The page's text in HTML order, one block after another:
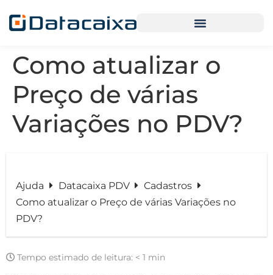
Como atualizar o
Preço de várias
Variações no PDV?
Ajuda Datacaixa PDV
Cadastros
Como atualizar o Preço de várias Variações no
PDV?
Tempo estimado de leitura: < 1 min